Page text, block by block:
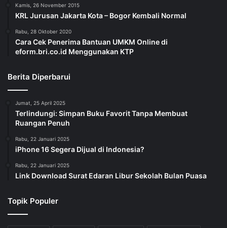
Kamis, 26 November 2015
KRL Jurusan Jakarta Kota – Bogor Kembali Normal
Rabu, 28 Oktober 2020
Cara Cek Penerima Bantuan UMKM Online di
eform.bri.co.id Menggunakan KTP
Berita Diperbarui
Jumat, 25 April 2025
Terlindungi: Simpan Buku Favorit Tanpa Membuat
Ruangan Penuh
Rabu, 22 Januari 2025
iPhone 16 Segera Dijual di Indonesia?
Rabu, 22 Januari 2025
Link Download Surat Edaran Libur Sekolah Bulan Puasa
Topik Populer